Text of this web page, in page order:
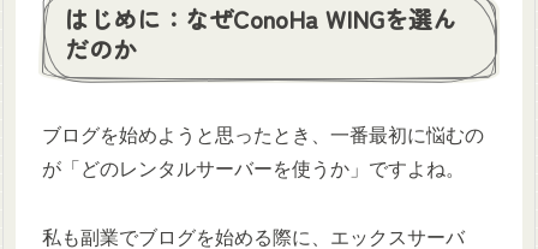
はじめに：なぜConoHa WINGを選ん
だのか
ブログを始めようと思ったとき、一番最初に悩むの
が「どのレンタルサーバーを使うか」ですよね。
私も副業でブログを始める際に、エックスサーバ